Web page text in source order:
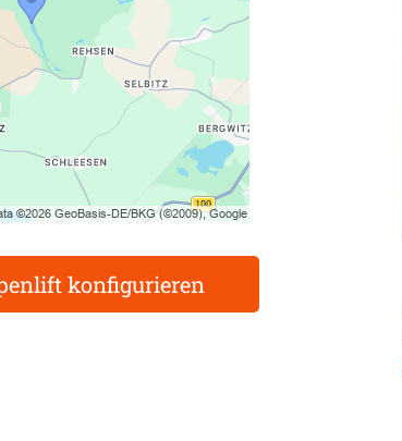
konfigurieren